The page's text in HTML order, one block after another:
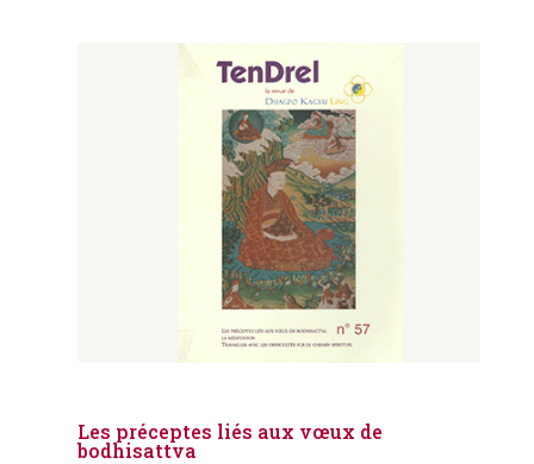
Les préceptes liés aux vœux de
bodhisattva